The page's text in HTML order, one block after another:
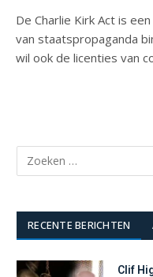
De Charlie Kirk Act is
van staatspropaganda
wil ook de licenties van
RECENTE BERICHTEN
Clif